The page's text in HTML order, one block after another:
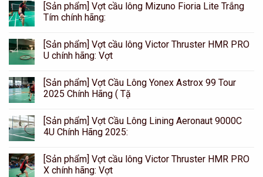
[Sản phẩm] Vợt cầu lông Mizuno Fioria Lite Trắng
Tím chính hãng:
[Sản phẩm] Vợt cầu lông Victor Thruster HMR PRO
U chính hãng: Vợt
[Sản phẩm] Vợt Cầu Lông Yonex Astrox 99 Tour
2025 Chính Hãng ( Tặ
[Sản phẩm] Vợt Cầu Lông Lining Aeronaut 9000C
4U Chính Hãng 2025:
[Sản phẩm] Vợt cầu lông Victor Thruster HMR PRO
X chính hãng: Vợt